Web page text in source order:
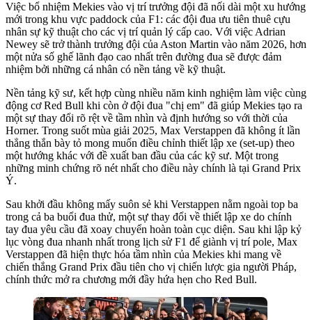
Việc bổ nhiệm Mekies vào vị trí trưởng đội đã nối dài một xu hướng
mới trong khu vực paddock của F1: các đội đua ưu tiên thuê cựu
nhân sự kỹ thuật cho các vị trí quản lý cấp cao. Với việc Adrian
Newey sẽ trở thành trưởng đội của Aston Martin vào năm 2026, hơn
một nửa số ghế lãnh đạo cao nhất trên đường đua sẽ được đảm
nhiệm bởi những cá nhân có nền tảng về kỹ thuật.
Nền tảng kỹ sư, kết hợp cùng nhiều năm kinh nghiệm làm việc cùng
động cơ Red Bull khi còn ở đội đua "chị em" đã giúp Mekies tạo ra
một sự thay đổi rõ rệt về tầm nhìn và định hướng so với thời của
Horner. Trong suốt mùa giải 2025, Max Verstappen đã không ít lần
thẳng thắn bày tỏ mong muốn điều chỉnh thiết lập xe (set-up) theo
một hướng khác với đề xuất ban đầu của các kỹ sư. Một trong
những minh chứng rõ nét nhất cho điều này chính là tại Grand Prix
Ý.
Sau khởi đầu không mấy suôn sẻ khi Verstappen nằm ngoài top ba
trong cả ba buổi đua thử, một sự thay đổi về thiết lập xe do chính
tay đua yêu cầu đã xoay chuyển hoàn toàn cục diện. Sau khi lập kỷ
lục vòng đua nhanh nhất trong lịch sử F1 để giành vị trí pole, Max
Verstappen đã hiện thực hóa tầm nhìn của Mekies khi mang về
chiến thắng Grand Prix đầu tiên cho vị chiến lược gia người Pháp,
chính thức mở ra chương mới đầy hứa hẹn cho Red Bull.